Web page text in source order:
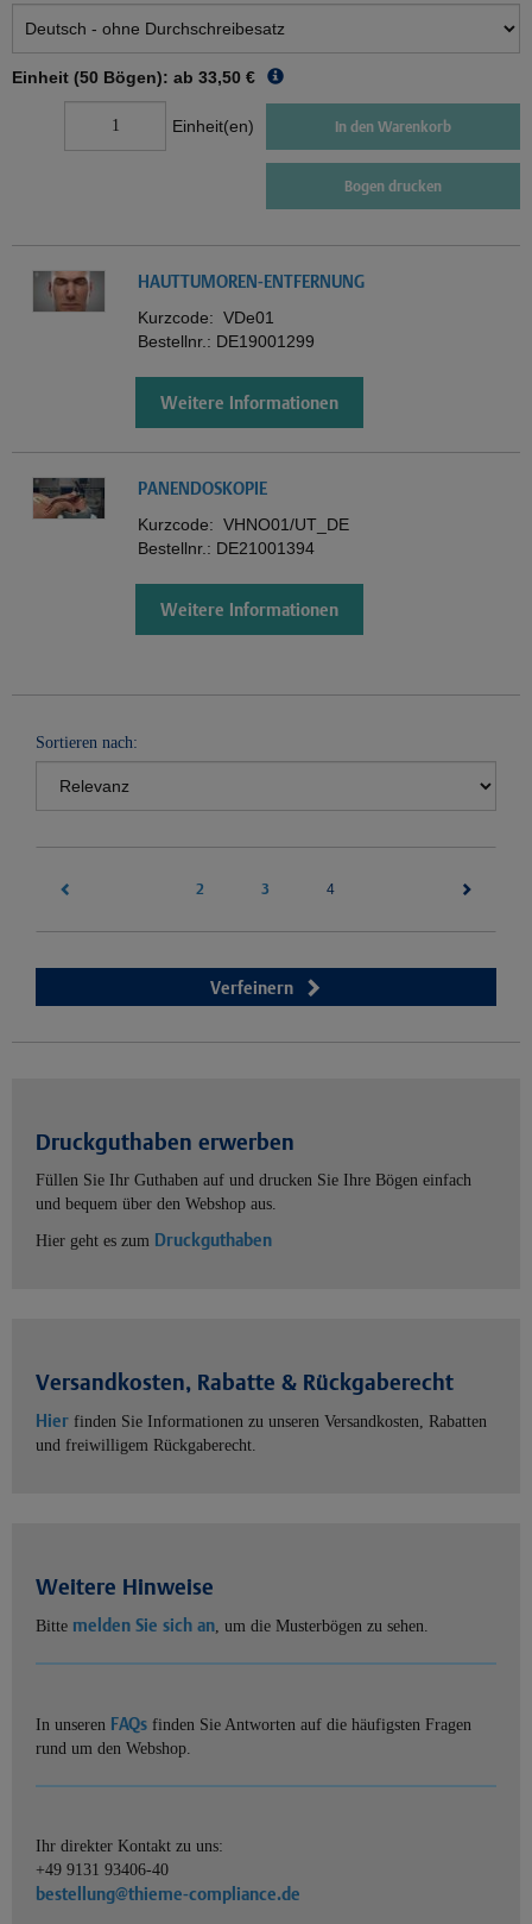
Einheit (50 Bögen): ab 33,50 €
Einheit(en) In den Warenkorb
Bogen drucken
HAUTTUMOREN-ENTFERNUNG
Kurzcode: VDe01
Bestellnr.: DE19001299
Weitere Informationen
PANENDOSKOPIE
Kurzcode: VHNO01/UT_DE
Bestellnr.: DE21001394
Weitere Informationen
Sortieren nach:
2 3 4(current)
Verfeinern
Druckguthaben erwerben
Füllen Sie Ihr Guthaben auf und drucken Sie Ihre Bögen einfach
und bequem über den Webshop aus.
Hier geht es zum Druckguthaben
Versandkosten, Rabatte & Rückgaberecht
Hier finden Sie Informationen zu unseren Versandkosten, Rabatten
und freiwilligem Rückgaberecht.
Weitere Hinweise
Bitte melden Sie sich an, um die Musterbögen zu sehen.
In unseren FAQs finden Sie Antworten auf die häufigsten Fragen
rund um den Webshop.
Ihr direkter Kontakt zu uns:
+49 9131 93406-40
bestellung@thieme-compliance.de